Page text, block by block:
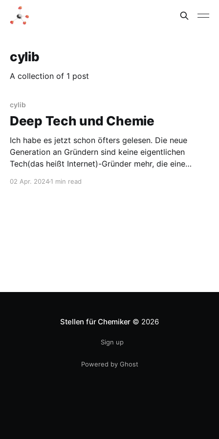
cylib
A collection of 1 post
cylib
Deep Tech und Chemie
Ich habe es jetzt schon öfters gelesen. Die neue
Generation an Gründern sind keine eigentlichen
Tech(das heißt Internet)-Gründer mehr, die eine
jeden Preis, um dann Werbung verkaufen zu können.
02 Apr. 20241 min read
Stellen für Chemiker © 2026
Sign up
Powered by Ghost